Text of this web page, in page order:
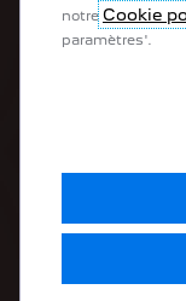
NOTRE GAMME
Berlines
Utilitaires
notre Cookie
paramètres'.